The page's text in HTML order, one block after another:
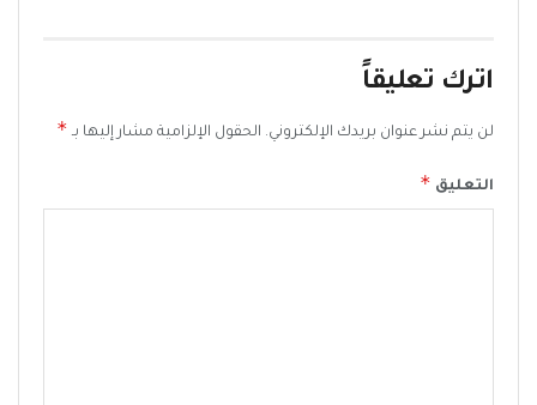
اترك تعليقاً
لن يتم نشر عنوان بريدك الإلكتروني. الحقول الإلزامية مشار إليها بـ *
التعليق *